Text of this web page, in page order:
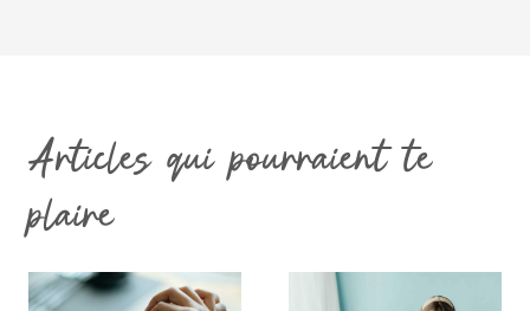
Articles qui pourraient te
plaire